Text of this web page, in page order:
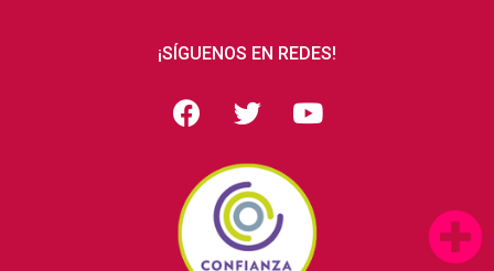
¡SÍGUENOS EN REDES!